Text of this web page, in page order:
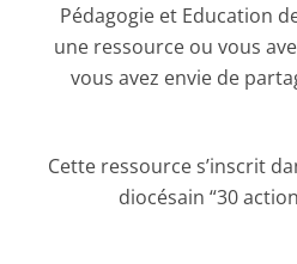
Pédagogie et Education
une ressource ou vous
vous avez envie de
Cette ressource s’inscrit
diocésain “30